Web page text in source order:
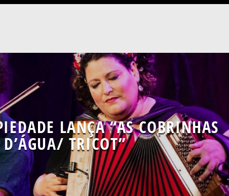
LANÇA “AS COBRINHAS
D’ÁGUA/ TRICOT”